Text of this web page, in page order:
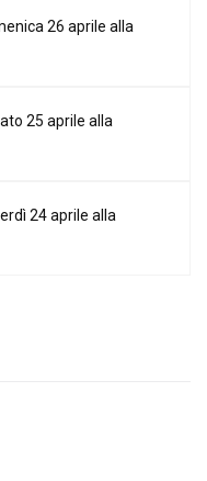
26 aprile alla
25 aprile alla
24 aprile alla